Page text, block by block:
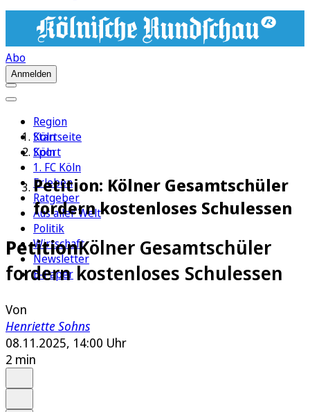
Abo
Anmelden
Region
Köln
Sport
1. FC Köln
Erleben
Ratgeber
Aus aller Welt
Politik
Wirtschaft
Newsletter
E-Paper
Startseite
Köln
Petition: Kölner Gesamtschüler
fordern kostenloses Schulessen
PetitionKölner Gesamtschüler
fordern kostenloses Schulessen
Von
Henriette Sohns
08.11.2025, 14:00 Uhr
2 min